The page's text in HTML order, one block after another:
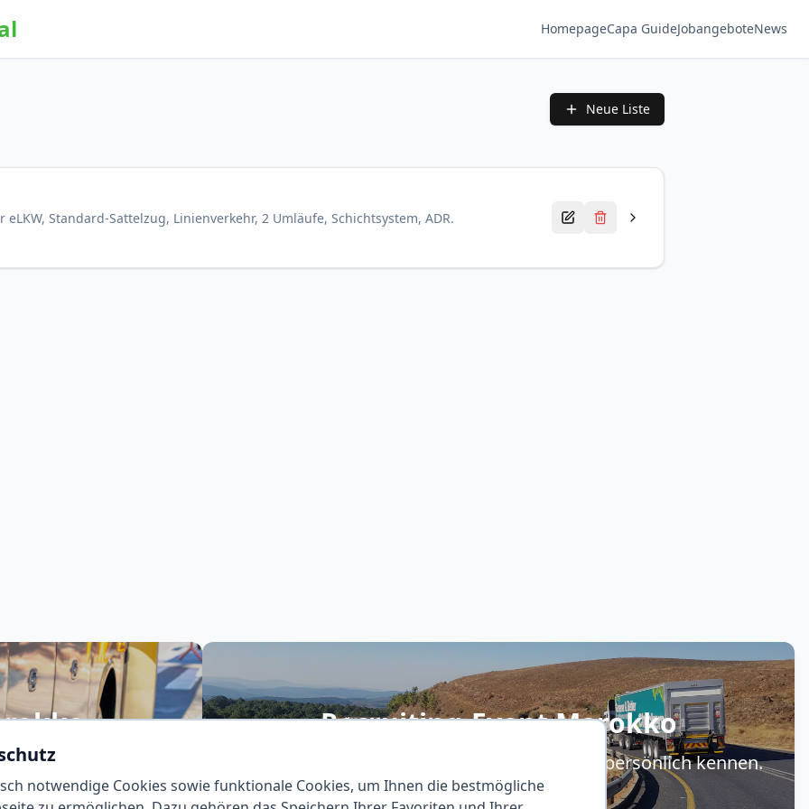
HomepageCapa GuideJobangeboteNews
Neue Liste
Standard-Sattelzug, Linienverkehr, 2 Umläufe, Schichtsystem, ADR.
kennen!
Recruiting-Event Marokko
Lernen Sie Ihren neuen LKW-Fahrer (m/w/d) persönlich kennen.
notwendige Cookies sowie funktionale Cookies, um Ihnen die bestmögliche